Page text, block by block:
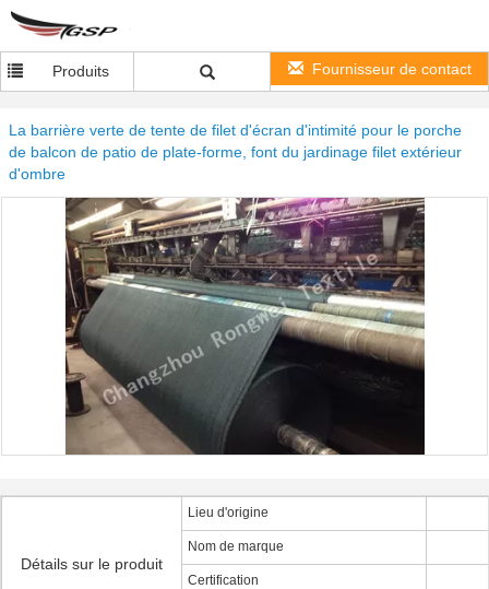
Produits Fournisseur de contact
La barrière verte de tente de filet d'écran d'intimité pour le porche
de balcon de patio de plate-forme, font du jardinage filet extérieur
d'ombre
Détails sur le produit
Lieu d'origine
Nom de marque
Certification